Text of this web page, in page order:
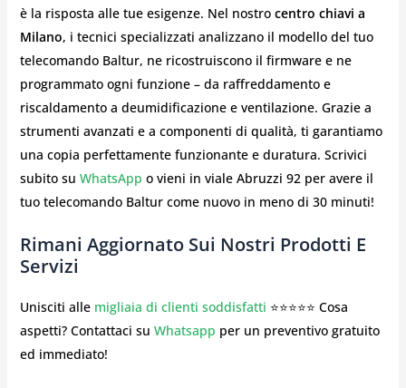
è la risposta alle tue esigenze. Nel nostro centro chiavi a
Milano, i tecnici specializzati analizzano il modello del tuo
telecomando Baltur, ne ricostruiscono il firmware e ne
programmato ogni funzione – da raffreddamento e
riscaldamento a deumidificazione e ventilazione. Grazie a
strumenti avanzati e a componenti di qualità, ti garantiamo
una copia perfettamente funzionante e duratura. Scrivici
subito su WhatsApp o vieni in viale Abruzzi 92 per avere il
tuo telecomando Baltur come nuovo in meno di 30 minuti!
Rimani Aggiornato Sui Nostri Prodotti E
Servizi
Unisciti alle migliaia di clienti soddisfatti ⭐⭐⭐⭐⭐ Cosa
aspetti? Contattaci su Whatsapp per un preventivo gratuito
ed immediato!